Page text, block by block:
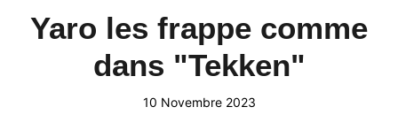
Yaro les frappe comme
dans "Tekken"
10 Novembre 2023